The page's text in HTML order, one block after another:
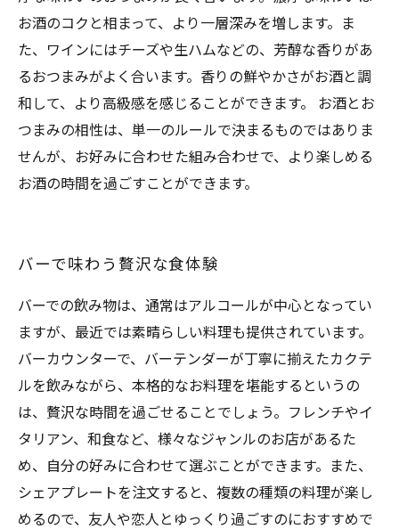
お酒のコクと相まって、より一層深みを増します。ま
た、ワインにはチーズや生ハムなどの、芳醇な香りがあ
るおつまみがよく合います。香りの鮮やかさがお酒と調
和して、より高級感を感じることができます。 お酒とお
つまみの相性は、単一のルールで決まるものではありま
せんが、お好みに合わせた組み合わせで、より楽しめる
お酒の時間を過ごすことができます。
バーで味わう贅沢な食体験
バーでの飲み物は、通常はアルコールが中心となってい
ますが、最近では素晴らしい料理も提供されています。
バーカウンターで、バーテンダーが丁寧に揃えたカクテ
ルを飲みながら、本格的なお料理を堪能するというの
は、贅沢な時間を過ごせることでしょう。フレンチやイ
タリアン、和食など、様々なジャンルのお店があるた
め、自分の好みに合わせて選ぶことができます。また、
シェアプレートを注文すると、複数の種類の料理が楽し
めるので、友人や恋人とゆっくり過ごすのにおすすめで